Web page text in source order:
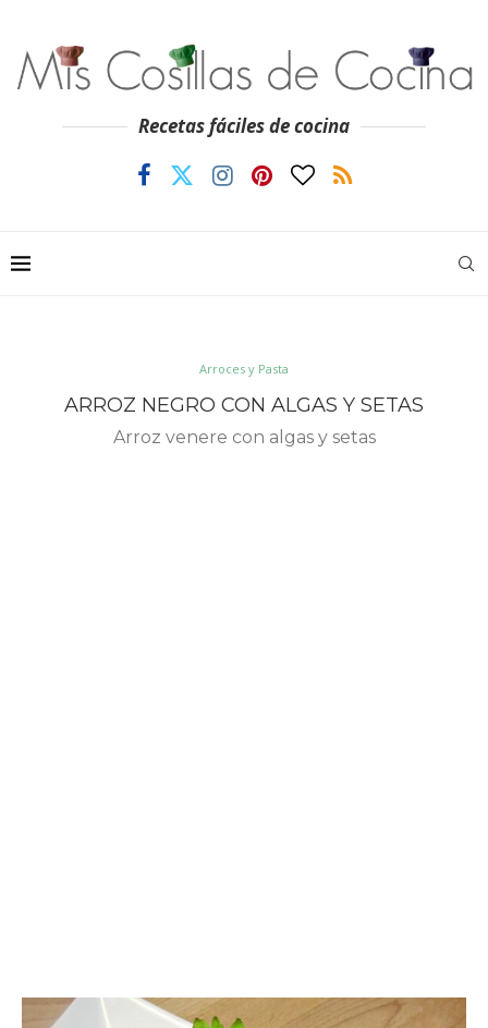
Recetas fáciles de cocina
Arroces y Pasta
ARROZ NEGRO CON ALGAS Y SETAS
Arroz venere con algas y setas